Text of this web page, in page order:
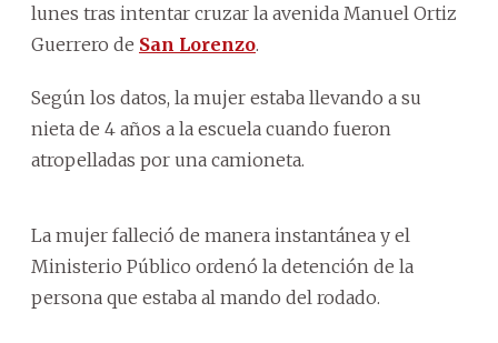
lunes tras intentar cruzar la avenida Manuel Ortiz
Guerrero de San Lorenzo.
Según los datos, la mujer estaba llevando a su
nieta de 4 años a la escuela cuando fueron
atropelladas por una camioneta.
La mujer falleció de manera instantánea y el
Ministerio Público ordenó la detención de la
persona que estaba al mando del rodado.